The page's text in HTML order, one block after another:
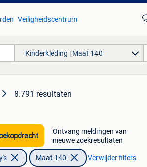
Veiligheidscentrum
Kinderkleding | Maat 140
8.791 resultaten
Ontvang meldingen van
nieuwe zoekresultaten
Maat 140 Verwijder filters